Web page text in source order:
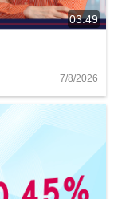
03:49
7/8/2026